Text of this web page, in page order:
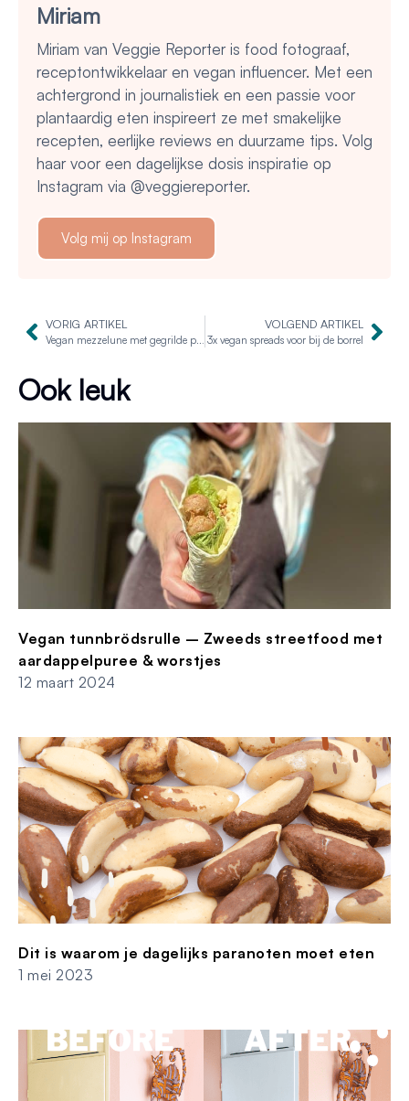
Miriam
Miriam van Veggie Reporter is food fotograaf,
receptontwikkelaar en vegan influencer. Met een
achtergrond in journalistiek en een passie voor
plantaardig eten inspireert ze met smakelijke
recepten, eerlijke reviews en duurzame tips. Volg
haar voor een dagelijkse dosis inspiratie op
Instagram via @veggiereporter.
Volg mij op Instagram
VORIG ARTIKEL
Vegan mezzelune met gegrilde paprika en spinazie
VOLGEND ARTIKEL
3x vegan spreads voor bij de borrel
Ook leuk
Vegan tunnbrödsrulle – Zweeds streetfood met
aardappelpuree & worstjes
12 maart 2024
Dit is waarom je dagelijks paranoten moet eten
1 mei 2023